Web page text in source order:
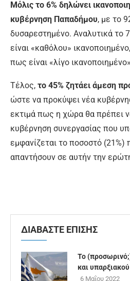
Μόλις το 6% δηλώνει
κυβέρνηση Παπαδήμου, με το
δυσαρεστημένο. Αναλυτικά το
είναι «καθόλου»
πως είναι «λίγο
Τέλος, το 45% ζητάει άμεση
ώστε να προκύψει νέα
εκτιμά πως η χώρα θα πρέπει
κυβέρνηση συνεργασίας που
εμφανίζεται το ποσοστό (21%)
απαντήσουν σε αυτήν την
ΔΙΑΒΑΣΤΕ ΕΠΙΣΗΣ
Το
και
6 Μαΐου 2022